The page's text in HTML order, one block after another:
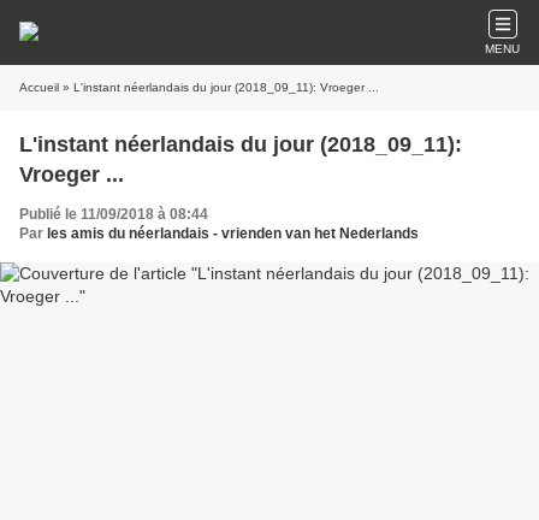
MENU
Accueil » L'instant néerlandais du jour (2018_09_11): Vroeger ...
L'instant néerlandais du jour (2018_09_11):
Vroeger ...
Publié le 11/09/2018 à 08:44
Par les amis du néerlandais - vrienden van het Nederlands